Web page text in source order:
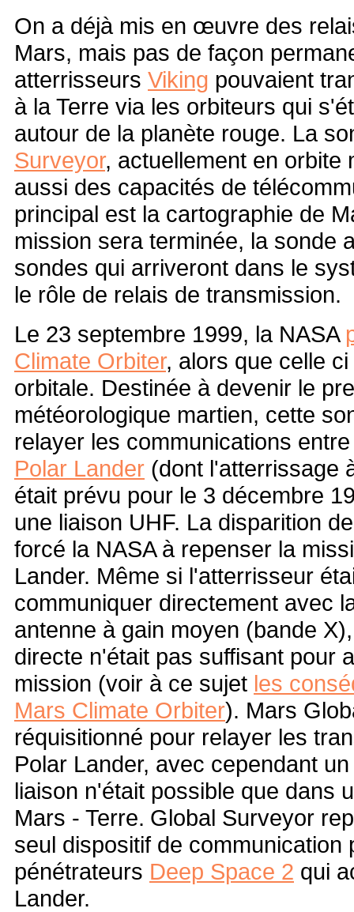
On a déjà mis en œuvre des
Mars, mais pas de façon
atterrisseurs Viking pouvaient
à la Terre via les orbiteurs qui
autour de la planète rouge. La
Surveyor, actuellement en orbite
aussi des capacités de
principal est la cartographie de
mission sera terminée, la sonde
sondes qui arriveront dans le
le rôle de relais de transmission.
Le 23 septembre 1999, la NASA
Climate Orbiter, alors que celle
orbitale. Destinée à devenir le
météorologique martien, cette
relayer les communications
Polar Lander (dont l'atterrissage
était prévu pour le 3 décembre
une liaison UHF. La disparition
forcé la NASA à repenser la
Lander. Même si l'atterrisseur
communiquer directement avec
antenne à gain moyen (bande
directe n'était pas suffisant pour
mission (voir à ce sujet les
Mars Climate Orbiter). Mars
réquisitionné pour relayer les
Polar Lander, avec cependant
liaison n'était possible que dans
Mars - Terre. Global Surveyor
seul dispositif de communication
pénétrateurs Deep Space 2 qui
Lander.